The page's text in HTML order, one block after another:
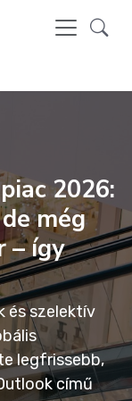
2026:
még
– így
és szelektív
legfrissebb,
című